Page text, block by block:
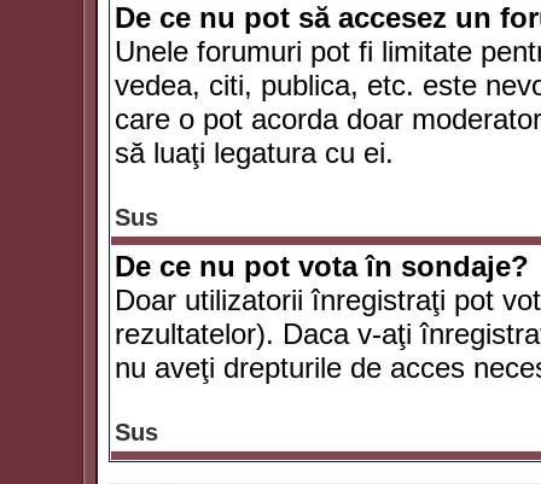
De ce nu pot să accesez un
Unele forumuri pot fi limitate
vedea, citi, publica, etc. este
care o pot acorda doar
să luaţi legatura cu ei.
Sus
De ce nu pot vota în sondaje?
Doar utilizatorii înregistraţi pot
rezultatelor). Daca v-aţi
nu aveţi drepturile de acces
Sus